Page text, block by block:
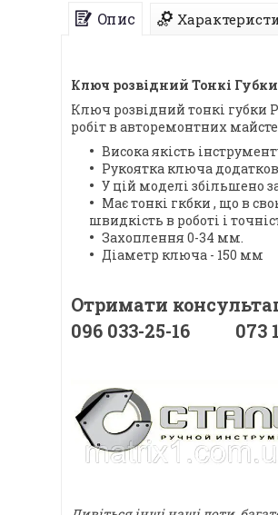
Опис
Ключ розвідний Тонкі
Ключ розвідний тонкі губки
робіт в авторемонтних
Висока якість
Рукоятка ключа
У цій моделі збільшено
Має тонкі гкбки , що в
швидкість в роботі і
Захоплення 0-34 мм.
Діаметр ключа - 150 мм
Отримати
096 033-25-16 073